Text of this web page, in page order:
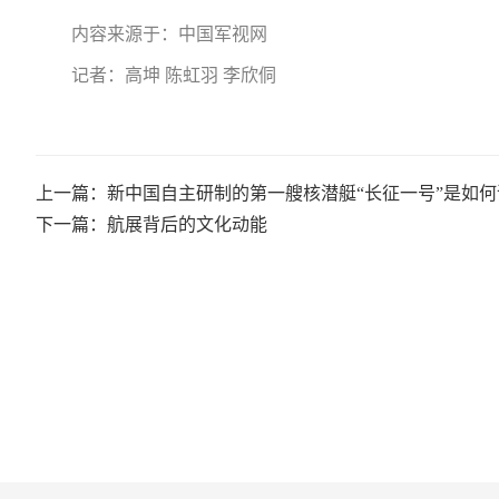
内容来源于：中国军视网
记者：高坤 陈虹羽 李欣侗
上一篇：新中国自主研制的第一艘核潜艇“长征一号”是如
下一篇：航展背后的文化动能